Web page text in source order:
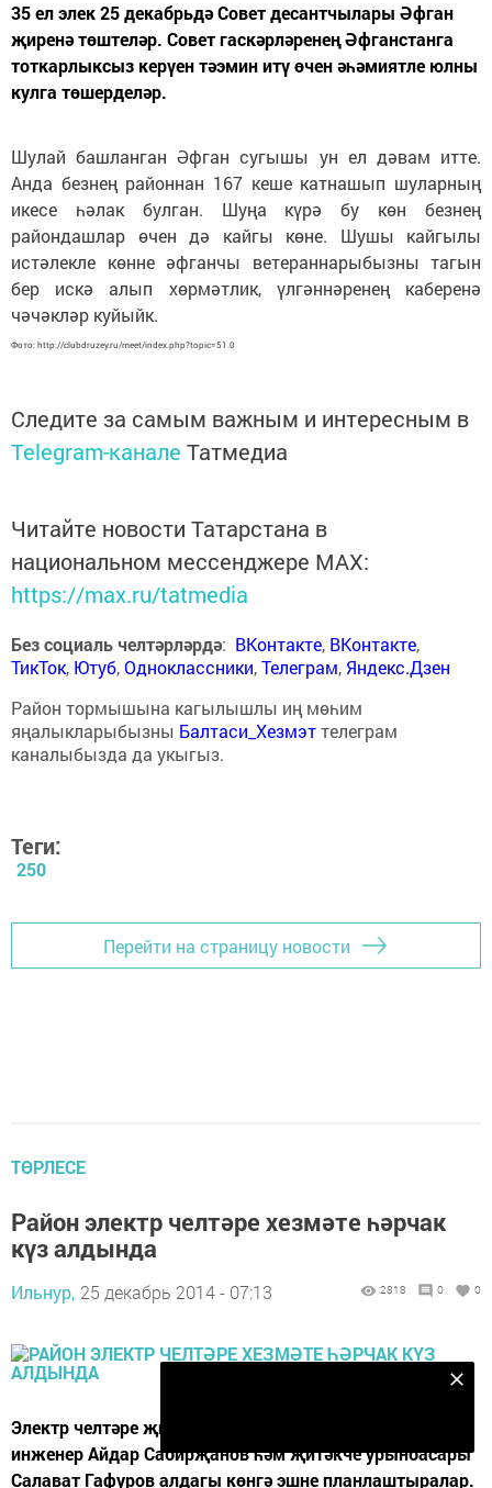
35 ел элек 25 декабрьдә Совет десантчылары Әфган
җиренә төштеләр. Совет гаскәрләренең Әфганстанга
тоткарлыксыз керүен тәэмин итү өчен әһәмиятле юлны
кулга төшерделәр.
Шулай башланган Әфган сугышы ун ел дәвам итте.
Анда безнең районнан 167 кеше катнашып шуларның
икесе һәлак булган. Шуңа күрә бу көн безнең
райондашлар өчен дә кайгы көне. Шушы кайгылы
истәлекле көнне әфганчы ветераннарыбызны тагын
бер искә алып хөрмәтлик, үлгәннәренең каберенә
чәчәкләр куйыйк.
Фото: http://clubdruzey.ru/meet/index.php?topic=51.0
Следите за самым важным и интересным в
Telegram-канале Татмедиа
Читайте новости Татарстана в
национальном мессенджере MАХ:
https://max.ru/tatmedia
Без социаль челтәрләрдә: ВКонтакте, ВКонтакте,
ТикТок, Ютуб,Одноклассники,Телеграм, Яндекс.Дзен
Район тормышына кагылышлы иң мөһим
яңалыкларыбызны Балтаси_Хезмэттелеграм
каналыбызда да укыгыз.
Теги:
250
Перейти на страницу новости
ТӨРЛЕСЕ
Район электр челтәре хезмәте һәрчак
күз алдында
Ильнур, 25 декабрь 2014 - 07:13 2818 0 0
Электр челтәре җитәкчесе Әнвәр Бахтиозин, баш
инженер Айдар Сабирҗанов һәм җитәкче урынбасары
Салават Гафуров алдагы көнгә эшне планлаштыралар.